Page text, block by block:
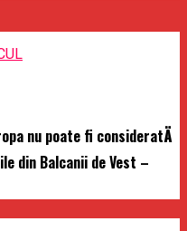
nu poate fi consideratÄ
din Balcanii de Vest –